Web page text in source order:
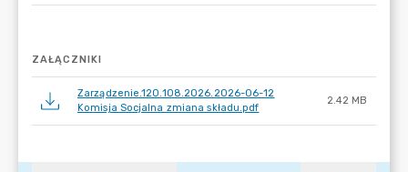
ZAŁĄCZNIKI
Zarządzenie.120.108.2026.2026-06-12
Komisja Socjalna zmiana składu.pdf
2.42 MB